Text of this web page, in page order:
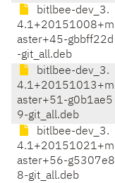
bitlbee-dev_3.
4.1+20151008+m
aster+45-gbbff22d
-git_all.deb
bitlbee-dev_3.
4.1+20151013+m
aster+51-g0b1ae5
9-git_all.deb
bitlbee-dev_3.
4.1+20151021+m
aster+56-g5307e8
8-git_all.deb